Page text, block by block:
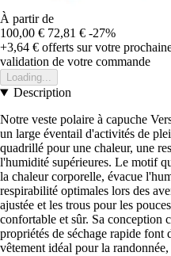
À partir de
100,00 € 72,81 € -27%
+3,64 € offerts sur votre
validation de votre commande
Loading...
Description
Notre veste polaire à capuche
un large éventail d'activités de
quadrillé pour une chaleur, une
l'humidité supérieures. Le motif
la chaleur corporelle, évacue
respirabilité optimales lors des
ajustée et les trous pour les
confortable et sûr. Sa conception
propriétés de séchage rapide font
vêtement idéal pour la